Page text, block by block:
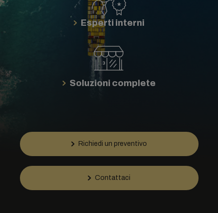
Esperti interni
Soluzioni complete
Richiedi un preventivo
Contattaci